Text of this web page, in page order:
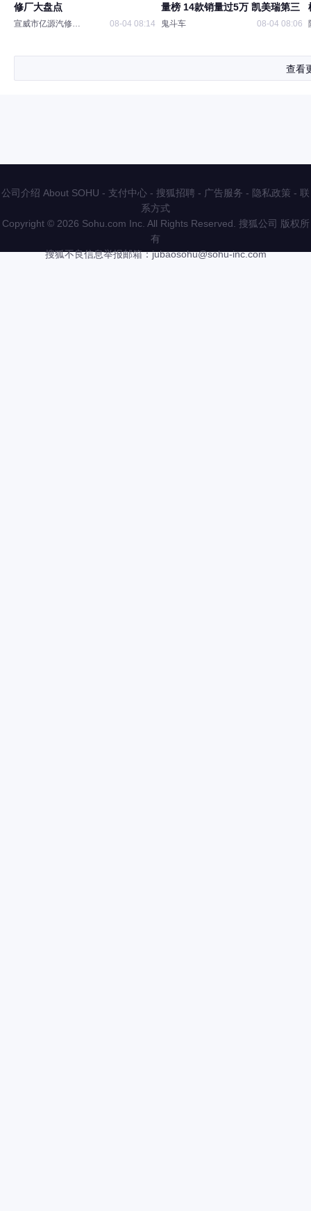
修厂大盘点
宣威市亿源汽修二店 08-04 08:14
量榜 14款销量过5万 凯美瑞第三
鬼斗车 08-04 08:06
查看
公司介绍 About SOHU - 支付中心 - 搜狐招聘 - 广告服务 - 隐私政策 - 联
系方式
Copyright © 2026 Sohu.com Inc. All Rights Reserved. 搜狐公司 版权所
有
搜狐不良信息举报邮箱：jubaosohu@sohu-inc.com